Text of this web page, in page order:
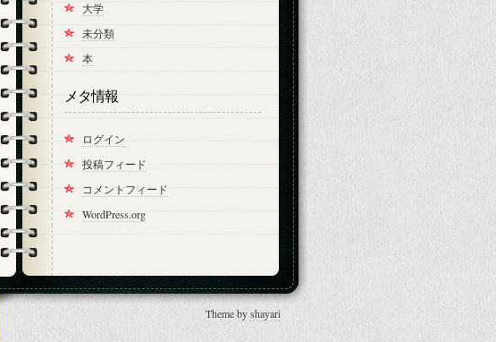
大学
未分類
本
メタ情報
ログイン
投稿フィード
コメントフィード
WordPress.org
Theme byshayari